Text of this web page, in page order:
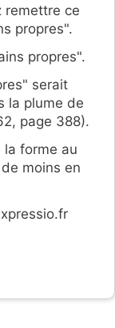
remettre ce
propres".
propres".
serait
la plume de
page 388).
la forme au
moins en